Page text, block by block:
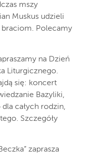
mszy
Muskus udzieli
braciom. Polecamy
na Dzień
Liturgicznego.
się: koncert
Bazyliki,
całych rodzin,
Szczegóły
zaprasza